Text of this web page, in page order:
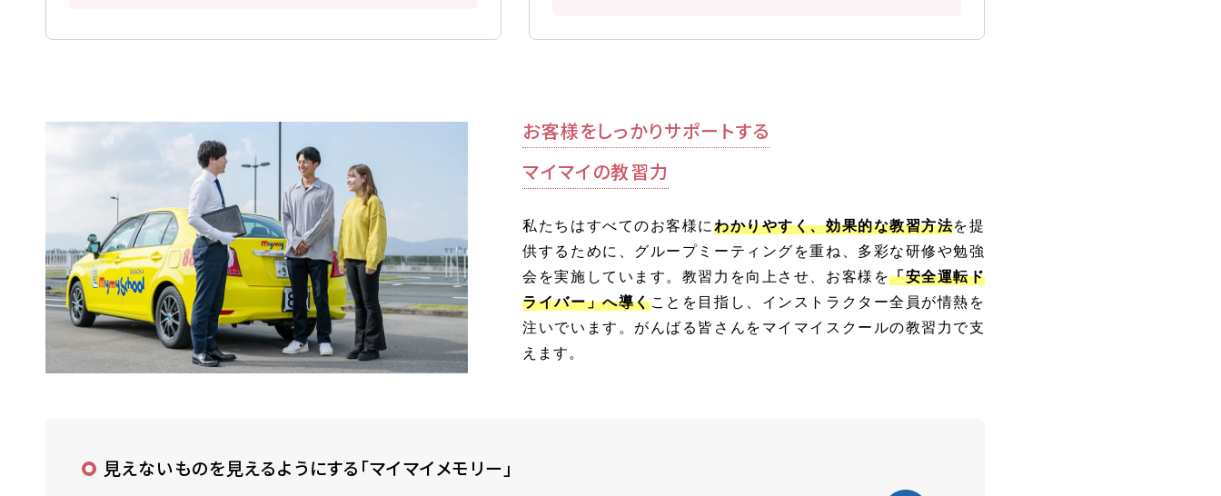
お客様をしっかりサポートする
マイマイの教習力
私たちはすべてのお客様にわかりやすく、効果的な教習方法を提
供するために、グループミーティングを重ね、多彩な研修や勉強
会を実施しています。教習力を向上させ、お客様を「安全運転ド
ライバー」へ導くことを目指し、インストラクター全員が情熱を
注いでいます。がんばる皆さんをマイマイスクールの教習力で支
えます。
見えないものを見えるようにする「マイマイメモリー」